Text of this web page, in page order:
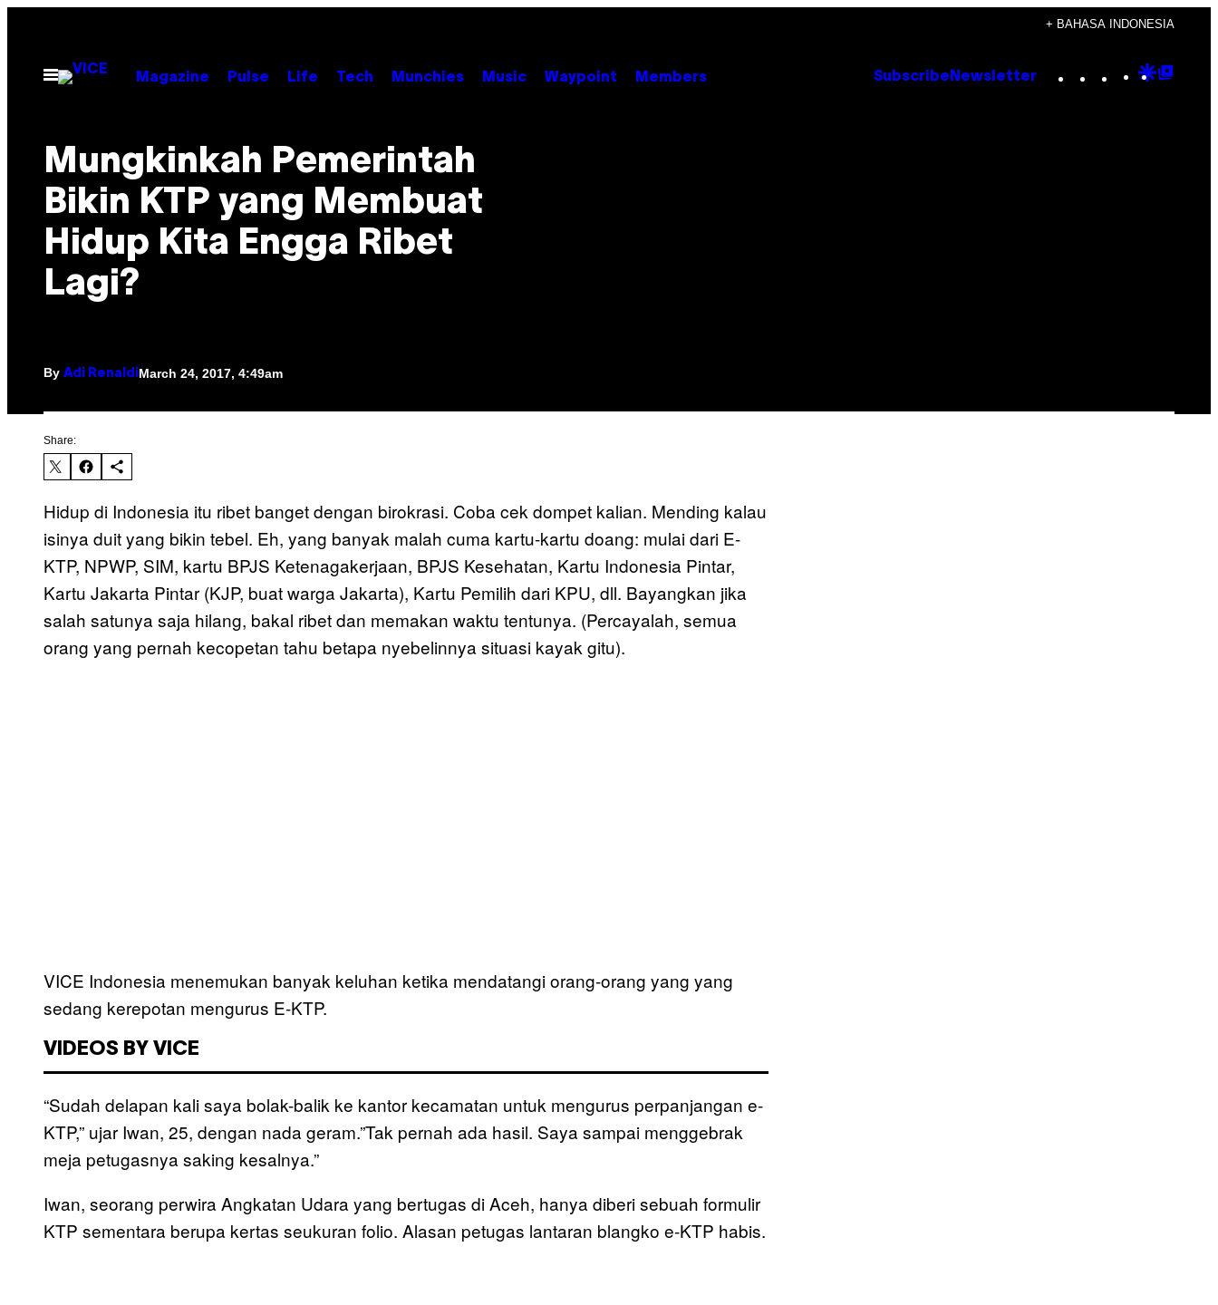
content
+ BAHASA INDONESIA
Open
Menu
Magazine Pulse Life Tech Munchies Music Waypoint Members Subscribe Newsletter Instagram
TikTok
YouTube
Google
Mungkinkah Pemerintah
Bikin KTP yang Membuat
Hidup Kita Engga Ribet
Lagi?
By Adi Renaldi March 24, 2017, 4:49am
Share:
Hidup di Indonesia itu ribet banget dengan birokrasi. Coba cek dompet kalian. Mending kalau
isinya duit yang bikin tebel. Eh, yang banyak malah cuma kartu-kartu doang: mulai dari E-
KTP, NPWP, SIM, kartu BPJS Ketenagakerjaan, BPJS Kesehatan, Kartu Indonesia Pintar,
Kartu Jakarta Pintar (KJP, buat warga Jakarta), Kartu Pemilih dari KPU, dll. Bayangkan jika
salah satunya saja hilang, bakal ribet dan memakan waktu tentunya. (Percayalah, semua
orang yang pernah kecopetan tahu betapa nyebelinnya situasi kayak gitu).
VICE Indonesia menemukan banyak keluhan ketika mendatangi orang-orang yang yang
sedang kerepotan mengurus E-KTP.
VIDEOS BY VICE
“Sudah delapan kali saya bolak-balik ke kantor kecamatan untuk mengurus perpanjangan e-
KTP,” ujar Iwan, 25, dengan nada geram.”Tak pernah ada hasil. Saya sampai menggebrak
meja petugasnya saking kesalnya.”
Iwan, seorang perwira Angkatan Udara yang bertugas di Aceh, hanya diberi sebuah formulir
KTP sementara berupa kertas seukuran folio. Alasan petugas lantaran blangko e-KTP habis.